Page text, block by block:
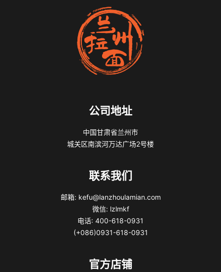
公司地址
中国甘肃省兰州市
城关区南滨河万达广场2号楼
联系我们
邮箱: kefu@lanzhoulamian.com
微信: lzlmkf
电话: 400-618-0931
(+086)0931-618-0931
官方店铺